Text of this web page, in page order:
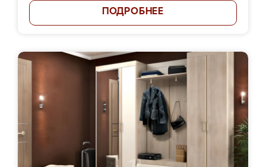
ПОДРОБНЕЕ